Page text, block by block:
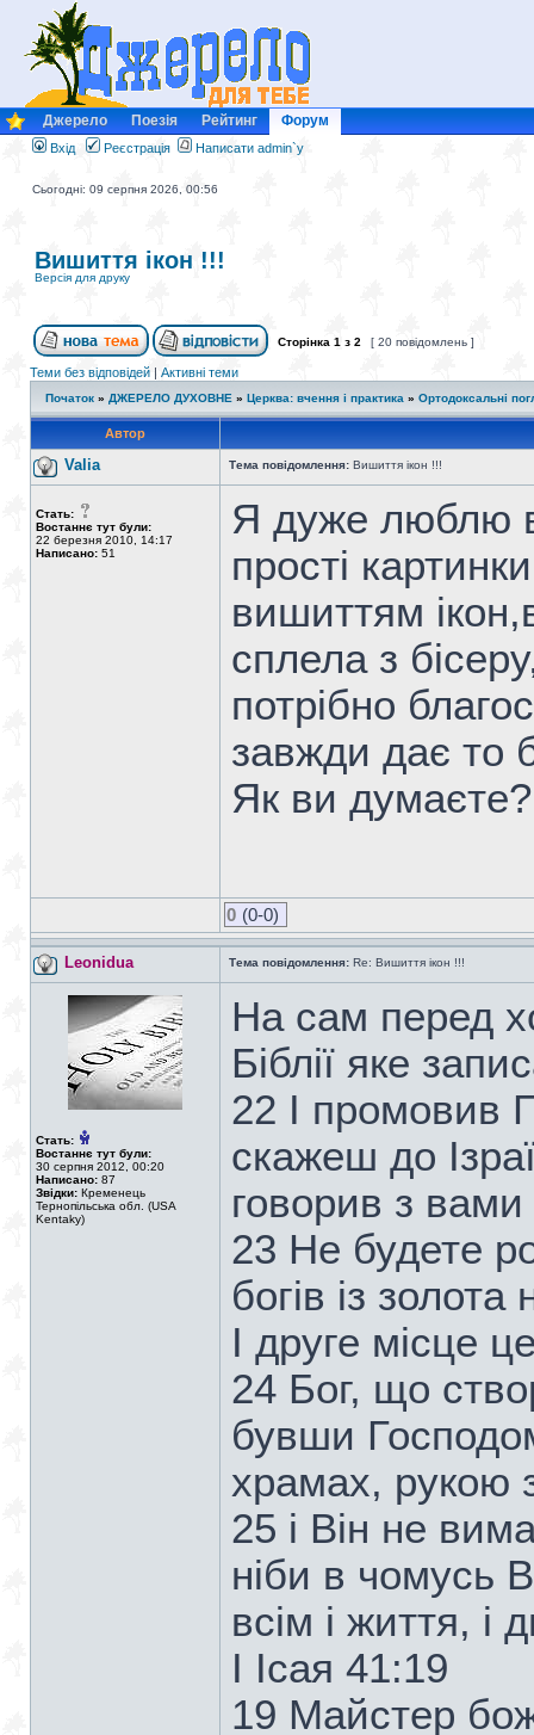
Джерело Поезія Рейтинг Форум
Вхід Реєстрація Написати admin`у
Сьогодні: 09 серпня 2026, 00:56
Вишиття ікон !!!
Версія для друку
Сторінка 1 з 2 [ 20 повідомлень ]
Теми без відповідей | Активні теми
Початок » ДЖЕРЕЛО ДУХОВНЕ » Церква: вчення і практика » Ортодоксальні
Автор
Valia Тема повідомлення: Вишиття ікон !!!
Стать:
Востаннє тут були:
22 березня 2010, 14:17
Написано: 51
Я дуже люблю
прості
вишиттям
сплела з
потрібно
завжди дає то
Як ви думаєте?
0 (0-0)
Leonidua Тема повідомлення: Re: Вишиття ікон !!!
Стать:
Востаннє тут були:
30 серпня 2012, 00:20
Написано: 87
Звідки: Кременець
Тернопільська обл. (USA
Kentaky)
На сам перед
Біблії яке
22 І промовив
скажеш до
говорив з
23 Не будете
богів із
І друге місце
24 Бог, що
бувши
храмах, рукою
25 і Він не
ніби в чомусь
всім і життя, і
І Ісая 41:19
19 Майстер